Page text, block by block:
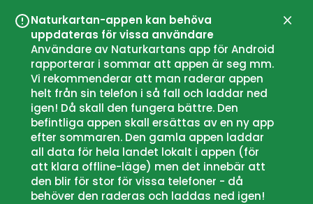
Naturkartan-appen kan behöva
uppdateras för vissa användare
Användare av Naturkartans app för Android
rapporterar i sommar att appen är seg mm.
Vi rekommenderar att man raderar appen
helt från sin telefon i så fall och laddar ned
igen! Då skall den fungera bättre. Den
befintliga appen skall ersättas av en ny app
efter sommaren. Den gamla appen laddar
all data för hela landet lokalt i appen (för
att klara offline-läge) men det innebär att
den blir för stor för vissa telefoner - då
behöver den raderas och laddas ned igen!